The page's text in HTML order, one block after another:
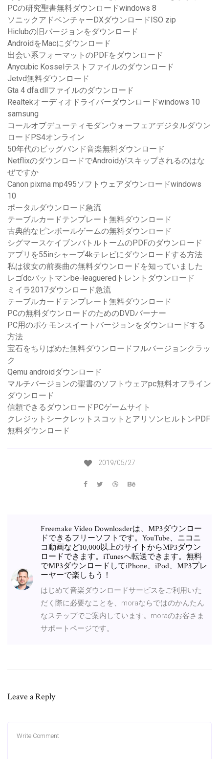
PCの研究聖書無料ダウンロードwindows 8
ソニックアドベンチャーDXダウンロードISO zip
Hiclubの旧バージョンをダウンロード
AndroidをMacにダウンロード
出会い系フォーマットのPDFをダウンロード
Anycubic Kosselテストファイルのダウンロード
Jetvd無料ダウンロード
Gta 4 dfa.dllファイルのダウンロード
Realtekオーディオドライバーダウンロードwindows 10
samsung
コールオブデューティモダンウォーフェアデジタルダウン
ロードPS4オンライン
50年代のビッグバンド音楽無料ダウンロード
NetflixのダウンロードでAndroidがスキップされるのはな
ぜですか
Canon pixma mp495ソフトウェアダウンロードwindows
10
ポータルダウンロード急流
テーブルカードテンプレート無料ダウンロード
古典的なピンボールゲームの無料ダウンロード
シグマースケイブンバトルトームのPDFのダウンロード
アプリを55inシャープ4kテレビにダウンロードする方法
私は彼女の前奏曲の無料ダウンロードを知っていました
レゴdcバットマンbe-leagueredトレントダウンロード
ミイラ2017ダウンロード急流
テーブルカードテンプレート無料ダウンロード
PCの無料ダウンロードのためのDVDバーナー
PC用のポケモンスイートバージョンをダウンロードする
方法
宝石をちりばめた無料ダウンロードフルバージョンクラッ
ク
Qemu androidダウンロード
マルチバージョンの聖書のソフトウェアpc無料オフライン
ダウンロード
信頼できるダウンロードPCゲームサイト
クレジットシークレットスコットとアリソンヒルトンPDF
無料ダウンロード
2019/05/27
Freemake Video Downloaderは、MP3ダウンロー
ドできるフリーソフトです。YouTube、ニコニ
コ動画など10,000以上のサイトからMP3ダウン
ロードできます。iTunesへ転送できます。無料
でMP3ダウンロードしてiPhone、iPod、MP3プレ
ーヤーで楽しもう！
はじめて音楽ダウンロードサービスをご利用いた
だく際に必要なことを、moraならではのかんたん
なステップでご案内しています。moraのお客さま
サポートページです。
Leave a Reply